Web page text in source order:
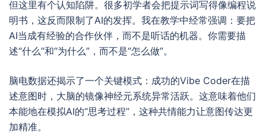
但这里有个认知陷阱。很多初学者会把提示词写得像编程说
明书，这反而限制了AI的发挥。我在教学中经常强调：要把
AI当成有经验的合作伙伴，而不是听话的机器。你需要描
述“什么”和“为什么”，而不是“怎么做”。
脑电数据还揭示了一个关键模式：成功的Vibe Coder在描
述意图时，大脑的镜像神经元系统异常活跃。这意味着他们
本能地在模拟AI的“思考过程”，这种共情能力让意图传达更
加精准。